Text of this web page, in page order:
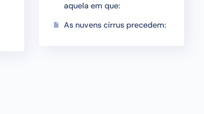
aquela em que:
As nuvens cirrus precedem: